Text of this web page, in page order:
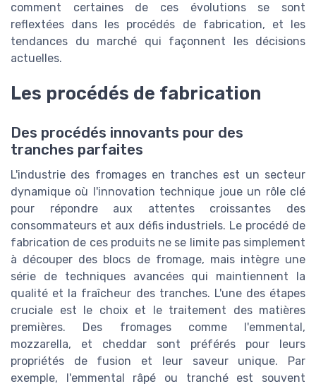
comment certaines de ces évolutions se sont
reflextées dans les procédés de fabrication, et les
tendances du marché qui façonnent les décisions
actuelles.
Les procédés de fabrication
Des procédés innovants pour des
tranches parfaites
L'industrie des fromages en tranches est un secteur
dynamique où l'innovation technique joue un rôle clé
pour répondre aux attentes croissantes des
consommateurs et aux défis industriels. Le procédé de
fabrication de ces produits ne se limite pas simplement
à découper des blocs de fromage, mais intègre une
série de techniques avancées qui maintiennent la
qualité et la fraîcheur des tranches. L'une des étapes
cruciale est le choix et le traitement des matières
premières. Des fromages comme l'emmental,
mozzarella, et cheddar sont préférés pour leurs
propriétés de fusion et leur saveur unique. Par
exemple, l'emmental râpé ou tranché est souvent